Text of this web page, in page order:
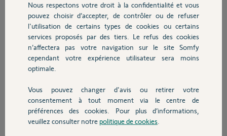
Chauffage
Autres produits
Devis avec un pro
Contact
Par contre la commande ouverture portail depuis l'ecran interieur
n'arrive pas correctement a la paltine de rue
Ma commande de portail est une commande NICE et
l'ouverture/fermeture est commander par un seul poussoir depuis
mon garage qui fcontionne comme suit :
1 appui , le portail s'ouvre
1 autre appui le referme.
Le meme contact est utiliser pour cette commande.
Le recepteur somy est connecter sur ces meme bornes
Nous respectons votre droit à la confidentialité et vous
pouvez choisir d’accepter, de contrôler ou de refuser
l'utilisation de certains types de cookies ou certains
services proposés par des tiers. Le refus des cookies
n’affectera pas votre navigation sur le site Somfy
cependant votre expérience utilisateur sera moins
optimale.
Vous pouvez changer d'avis ou retirer votre
consentement à tout moment via le centre de
préférences des cookies. Pour plus d’informations,
veuillez consulter notre politique de cookies